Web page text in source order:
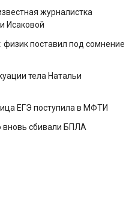
журналистка
Исаковой
физик поставил под сомнение
тела Натальи
ЕГЭ поступила в МФТИ
вновь сбивали БПЛА